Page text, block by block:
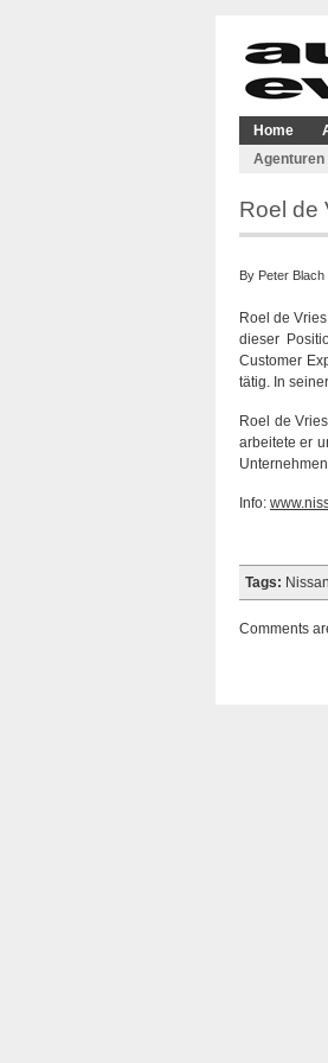
Home
Agenturen
Roel de
By Peter Blach
Roel de
dieser
Customer
tätig. In
Roel de
arbeitete er
Info:
Tags: Nissan
Comments